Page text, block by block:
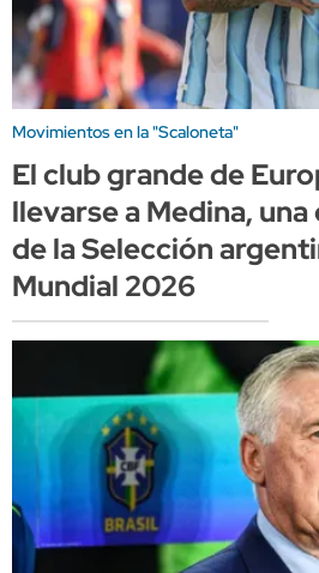
Movimientos en la "Scaloneta"
El club grande de
llevarse a Medina,
de la Selección
Mundial 2026